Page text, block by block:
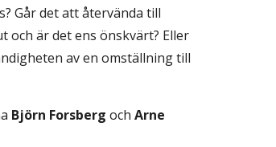
Går det att återvända till
är det ens önskvärt? Eller
av en omställning till
Björn Forsberg och Arne